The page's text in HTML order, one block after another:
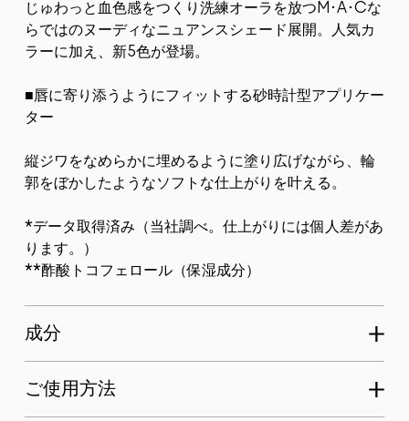
じゅわっと血色感をつくり洗練オーラを放つM･A･Cな
らではのヌーディなニュアンスシェード展開。人気カ
ラーに加え、新5色が登場。
■唇に寄り添うようにフィットする砂時計型アプリケー
ター
縦ジワをなめらかに埋めるように塗り広げながら、輪
郭をぼかしたようなソフトな仕上がりを叶える。
*データ取得済み（当社調べ。仕上がりには個人差があ
ります。）
**酢酸トコフェロール（保湿成分）
成分
ご使用方法